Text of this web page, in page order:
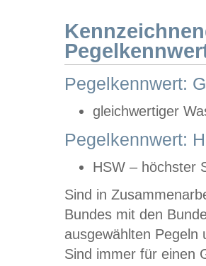
Pegelkennwert:
gleichwertiger
Pegelkennwert:
HSW – höchster
Sind in
Bundes mit den
ausgewählten
Sind immer für einen